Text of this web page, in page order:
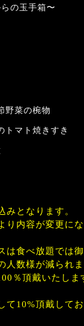
の玉手箱〜
野菜の椀物
トマト焼きすき
みとなります。
り内容が変更に
は食べ放題では御
人数様が減られ
％頂戴いたしま
て10%頂戴してお